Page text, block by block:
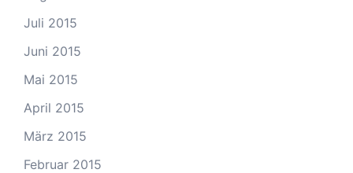
Juli 2015
Juni 2015
Mai 2015
April 2015
März 2015
Februar 2015